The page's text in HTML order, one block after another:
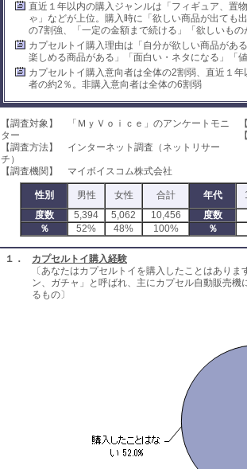
直近１年以内の購入ジャンルは「フィギュア、置
ゃ」などが上位。購入時に「欲しい商品が出ても
の7割強、「一定の金額まで続ける」「欲しいも
カプセルトイ購入理由は「自分が欲しい商品があ
楽しめる商品がある」「面白い・ネタになる」「
カプセルトイ購入意向者は全体の2割弱、直近１
者の約2％。非購入意向者は全体の6割弱
【調査対象】 「ＭｙＶｏｉｃｅ」のアンケートモニ
ター
【調査方法】 インターネット調査（ネットリサー
チ）
【調査機関】 マイボイスコム株式会社
性別 男性 女性 合計 年代
度数
5,394 5,062 10,456
度数
％
52% 48% 100% ％
１．
カプセルトイ購入経験
〔あなたはカプセルトイを購入したことはあり
ン、ガチャ」と呼ばれ、主にカプセル自動販売
るもの〕